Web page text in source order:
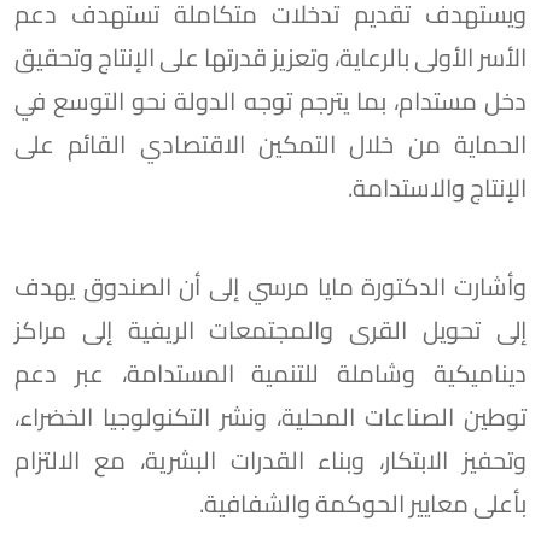
ويستهدف تقديم تدخلات متكاملة تستهدف دعم
الأسر الأولى بالرعاية، وتعزيز قدرتها على الإنتاج وتحقيق
دخل مستدام، بما يترجم توجه الدولة نحو التوسع في
الحماية من خلال التمكين الاقتصادي القائم على
الإنتاج والاستدامة.
وأشارت الدكتورة مايا مرسي إلى أن الصندوق يهدف
إلى تحويل القرى والمجتمعات الريفية إلى مراكز
ديناميكية وشاملة للتنمية المستدامة، عبر دعم
توطين الصناعات المحلية، ونشر التكنولوجيا الخضراء،
وتحفيز الابتكار، وبناء القدرات البشرية، مع الالتزام
بأعلى معايير الحوكمة والشفافية.